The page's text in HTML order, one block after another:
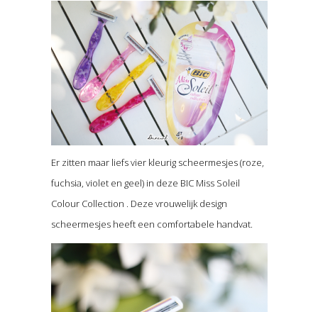
Er zitten maar liefs vier kleurig scheermesjes (roze,
fuchsia, violet en geel) in deze BIC Miss Soleil
Colour Collection . Deze vrouwelijk design
scheermesjes heeft een comfortabele handvat.